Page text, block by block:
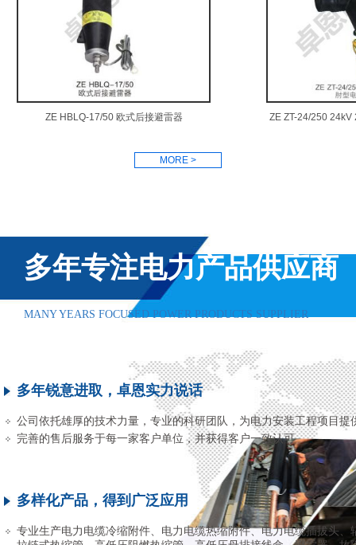
ZE HBLQ-17/50 欧式后接避雷器 ZE ZT-24/250
MORE >
多年专注电力产品供应商
MANY YEARS FOCUSED POWER PRODUCTS SUPPLIER
多年锐意进取，卓恩实力说话
公司依托雄厚的技术力量，专业的科研团队，为电力安装工程项目提
完善的售后服务于每一家客户单位，并获得客户一致认可
多样化产品，得到广泛应用
专业生产电力电缆冷缩附件、电力电缆热缩附件、电力电缆插拔头、